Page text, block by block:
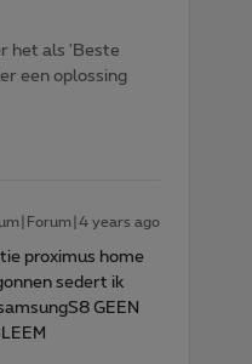
het als 'Beste
een oplossing
years ago
proximus home
sedert ik
GEEN